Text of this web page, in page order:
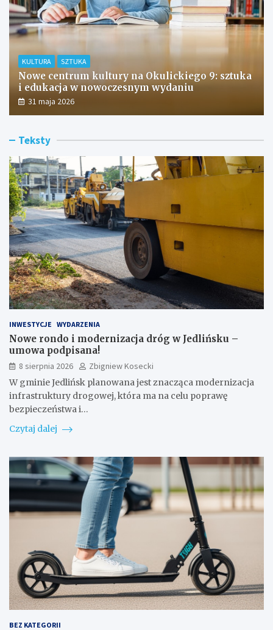
KULTURA SZTUKA
Nowe centrum kultury na Okulickiego 9: sztuka
i edukacja w nowoczesnym wydaniu
31 maja 2026
Teksty
INWESTYCJE WYDARZENIA
Nowe rondo i modernizacja dróg w Jedlińsku –
umowa podpisana!
8 sierpnia 2026
Zbigniew Kosecki
W gminie Jedlińsk planowana jest znacząca modernizacja
infrastruktury drogowej, która ma na celu poprawę
bezpieczeństwa i…
Czytaj dalej
BEZ KATEGORII